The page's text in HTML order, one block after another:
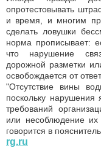
опротестовывать
и время, и многим
сделать ловушки
норма прописывает:
что нарушение
дорожной разметки
освобождается от
"Отсутствие вины
поскольку нарушения
требований
или несоблюдение их
говорится в
rg.ru